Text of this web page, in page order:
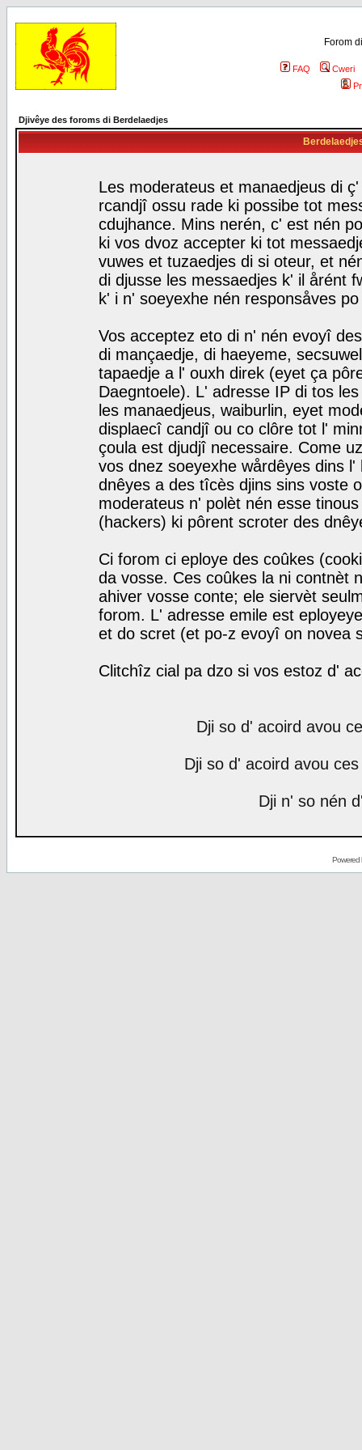
Forom
FAQ
Cweri
Djivêye des foroms di Berdelaedjes
Les moderateus et manaedjeus di
rcandjî ossu rade ki possibe tot
cdujhance. Mins nerén, c' est nén
ki vos dvoz accepter ki tot
vuwes et tuzaedjes di si oteur, et
di djusse les messaedjes k' il årént
k' i n' soeyexhe nén responsåves
Vos acceptez eto di n' nén evoyî
di mançaedje, di haeyeme,
tapaedje a l' ouxh direk (eyet ça
Daegntoele). L' adresse IP di tos
les manaedjeus, waiburlin, eyet
displaecî candjî ou co clôre tot l'
çoula est djudjî necessaire. Come
vos dnez soeyexhe wårdêyes dins
dnêyes a des tîcès djins sins voste
moderateus n' polèt nén esse
(hackers) ki pôrent scroter des
Ci forom ci eploye des coûkes
da vosse. Ces coûkes la ni contnèt
ahiver vosse conte; ele siervèt
forom. L' adresse emile est
et do scret (et po-z evoyî on novea
Clitchîz cial pa dzo si vos estoz d'
Dji so d' acoird avou
Dji so d' acoird avou
Dji n' so nén
Powered